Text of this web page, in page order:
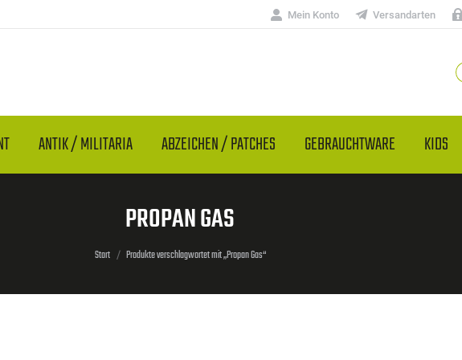
Mein Konto Versandarten
ANTIK / MILITARIA ABZEICHEN / PATCHES GEBRAUCHTWARE KIDS
PROPAN GAS
Sie befinden sich hier:
Start Produkte verschlagwortet mit „Propan Gas“